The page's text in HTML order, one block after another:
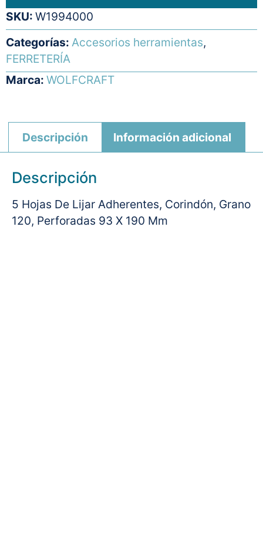
SKU: W1994000
Categorías: Accesorios herramientas,
FERRETERÍA
Marca: WOLFCRAFT
Descripción Información adicional
Descripción
5 Hojas De Lijar Adherentes, Corindón, Grano
120, Perforadas 93 X 190 Mm